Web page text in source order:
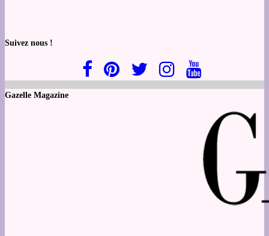
Suivez nous !
Gazelle Magazine